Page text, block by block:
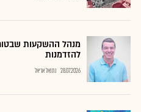
מנהל ההשקעות
להזדמנות
28.07.2026 נתנאל אריאל